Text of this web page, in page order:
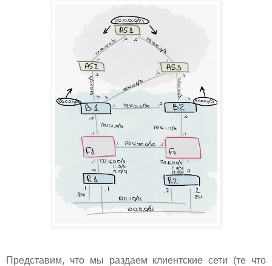
Представим, что мы раздаем клиентские сети (те что